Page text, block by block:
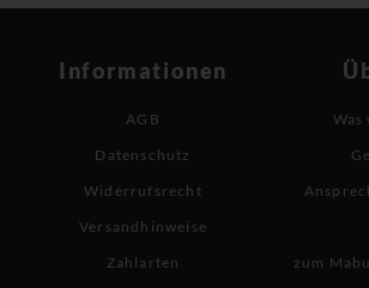
Informationen
AGB
Datenschutz
Widerrufsrecht
Versandhinweise
Zahlarten
Was
zum